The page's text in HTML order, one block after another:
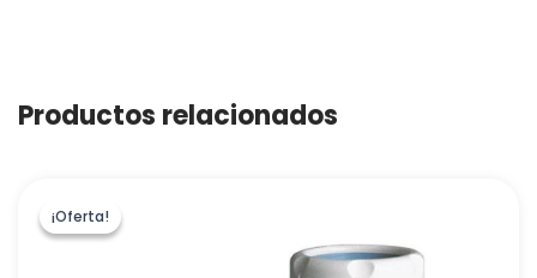
Productos relacionados
¡Oferta!
¡Oferta!